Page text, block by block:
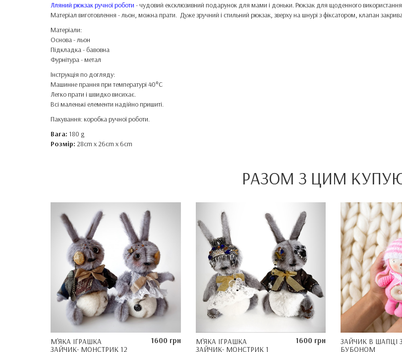
Лляний рюкзак ручної роботи - чудовий ексклюзивний подарунок для мами і доньки. Рюкзак для щоденного
Матеріал виготовлення - льон, можна прати. Дуже зручний і стильний рюкзак, зверху на шнурі з фіксатором, клапан
Матеріали:
Основа - льон
Підкладка - бавовна
Фурнітура - метал
Інструкція по догляду:
Машинне прання при температурі 40°C
Легко прати і швидко висихає.
Всі маленькі елементи надійно пришиті.
Пакування: коробка ручної роботи.
Вага: 180 g
Розмір: 28cm x 26cm x 6cm
РАЗОМ З ЦИМ
М'ЯКА ІГРАШКА
ЗАЙЧИК- МОНСТРИК 12
1600 грн
М'ЯКА ІГРАШКА
ЗАЙЧИК- МОНСТРИК 1
1600 грн
ЗАЙЧИК В ШАПЦІ З
БУБОНОМ